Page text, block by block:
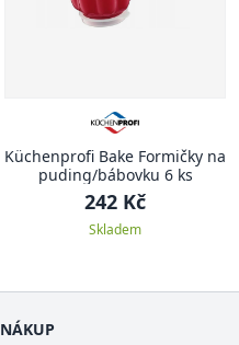
Küchenprofi Bake Formičky na
puding/bábovku 6 ks
242 Kč
Skladem
NÁKUP